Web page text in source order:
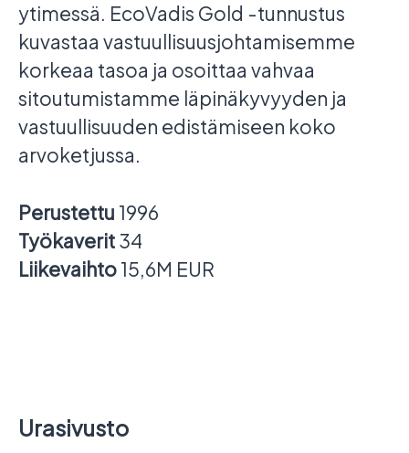
ytimessä. EcoVadis Gold -tunnustus
kuvastaa vastuullisuusjohtamisemme
korkeaa tasoa ja osoittaa vahvaa
sitoutumistamme läpinäkyvyyden ja
vastuullisuuden edistämiseen koko
arvoketjussa.
Perustettu 1996
Työkaverit34
Liikevaihto15,6M EUR
Urasivusto